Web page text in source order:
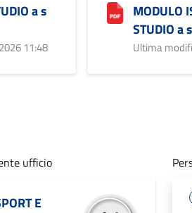
a s
11:48
MODULO
STUDIO a
Ultima
ufficio
E